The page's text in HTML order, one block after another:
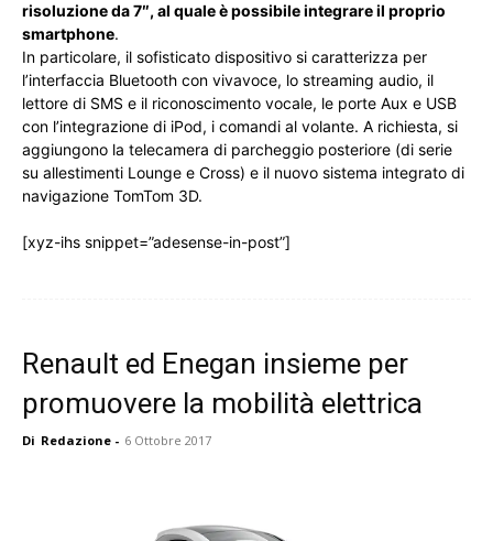
risoluzione da 7″, al quale è possibile integrare il proprio
smartphone.
In particolare, il sofisticato dispositivo si caratterizza per
l’interfaccia Bluetooth con vivavoce, lo streaming audio, il
lettore di SMS e il riconoscimento vocale, le porte Aux e USB
con l’integrazione di iPod, i comandi al volante. A richiesta, si
aggiungono la telecamera di parcheggio posteriore (di serie
su allestimenti Lounge e Cross) e il nuovo sistema integrato di
navigazione TomTom 3D.
[xyz-ihs snippet=”adesense-in-post”]
Renault ed Enegan insieme per
promuovere la mobilità elettrica
Di Redazione - 6 Ottobre 2017